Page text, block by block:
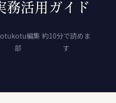
務活用ガイド
編集
部
約10分で読めま
す